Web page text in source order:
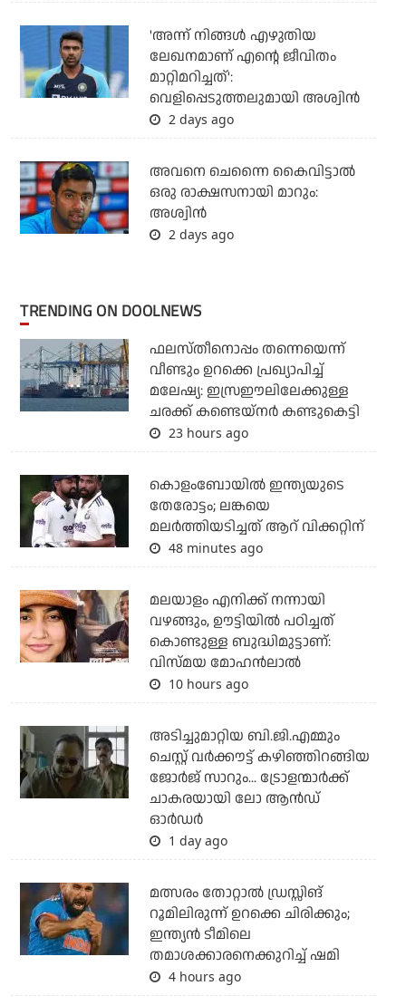
'അന്ന് നിങ്ങള്‍ എഴുതിയ
ലേഖനമാണ് എന്റെ ജീവിതം
മാറ്റിമറിച്ചത്':
വെളിപ്പെടുത്തലുമായി അശ്വിന്‍
2 days ago
അവനെ ചെന്നൈ കൈവിട്ടാല്‍
ഒരു രാക്ഷസനായി മാറും:
അശ്വിന്‍
2 days ago
TRENDING ON DOOLNEWS
ഫലസ്തീനൊപ്പം തന്നെയെന്ന്
വീണ്ടും ഉറക്കെ പ്രഖ്യാപിച്ച്
മലേഷ്യ: ഇസ്രഈലിലേക്കുള്ള
ചരക്ക് കണ്ടെയ്‌നര്‍ കണ്ടുകെട്ടി
23 hours ago
കൊളംബോയില്‍ ഇന്ത്യയുടെ
തേരോട്ടം; ലങ്കയെ
മലര്‍ത്തിയടിച്ചത് ആറ് വിക്കറ്റിന്
48 minutes ago
മലയാളം എനിക്ക് നന്നായി
വഴങ്ങും, ഊട്ടിയില്‍ പഠിച്ചത്
കൊണ്ടുള്ള ബുദ്ധിമുട്ടാണ്:
വിസ്മയ മോഹന്‍ലാല്‍
10 hours ago
അടിച്ചുമാറ്റിയ ബി.ജി.എമ്മും
ചെസ്റ്റ് വര്‍ക്കൗട്ട് കഴിഞ്ഞിറങ്ങിയ
ജോര്‍ജ് സാറും... ട്രോളന്മാര്‍ക്ക്
ചാകരയായി ലോ ആന്‍ഡ്
ഓര്‍ഡര്‍
1 day ago
മത്സരം തോറ്റാല്‍ ഡ്രസ്സിങ്
റൂമിലിരുന്ന് ഉറക്കെ ചിരിക്കും;
ഇന്ത്യന്‍ ടീമിലെ
തമാശക്കാരനെക്കുറിച്ച് ഷമി
4 hours ago